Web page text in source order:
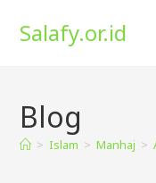
Salafy.or.id
Blog
> Islam > Manhaj >